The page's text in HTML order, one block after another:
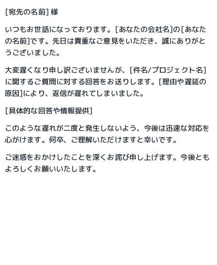
[宛先の名前] 様
いつもお世話になっております。[あなたの会社名]の[あなた
の名前]です。先日は貴重なご意見をいただき、誠にありがと
うございました。
大変遅くなり申し訳ございませんが、[件名/プロジェクト名]
に関するご質問に対する回答をお送りします。[理由や遅延の
原因]により、返信が遅れてしまいました。
[具体的な回答や情報提供]
このような遅れが二度と発生しないよう、今後は迅速な対応を
心がけます。何卒、ご理解いただけますと幸いです。
ご迷惑をおかけしたことを深くお詫び申し上げます。今後とも
よろしくお願いいたします。